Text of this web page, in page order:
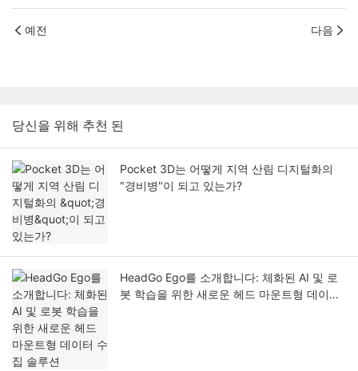
예전 다음
당신을 위해 추천 된
Pocket 3D는 어떻게 지역 산림 디지털화의
"경비병"이 되고 있는가?
HeadGo Ego를 소개합니다: 체화된 AI 및 로
봇 학습을 위한 새로운 헤드 마운트형 데이터